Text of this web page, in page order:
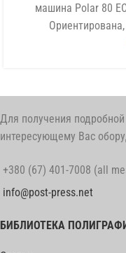
машина Polar 80
Для получения
интересующему Вас
+380 (67) 401-7008 (all
info@post-press.net
БИБЛИОТЕКА